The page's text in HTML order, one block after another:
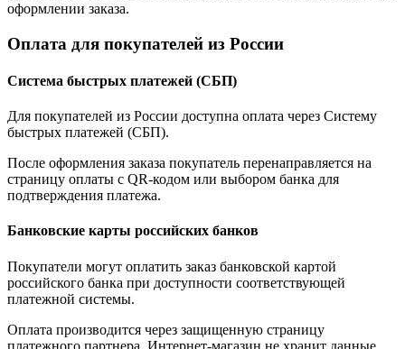
оформлении заказа.
Оплата для покупателей из России
Система быстрых платежей (СБП)
Для покупателей из России доступна оплата через Систему
быстрых платежей (СБП).
После оформления заказа покупатель перенаправляется на
страницу оплаты с QR-кодом или выбором банка для
подтверждения платежа.
Банковские карты российских банков
Покупатели могут оплатить заказ банковской картой
российского банка при доступности соответствующей
платежной системы.
Оплата производится через защищенную страницу
платежного партнера. Интернет-магазин не хранит данные